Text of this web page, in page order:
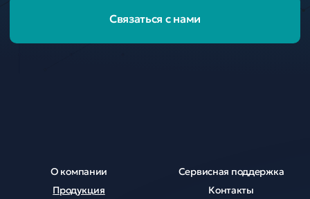
Связаться с нами
О компании
Продукция
Сервисная поддержка
Контакты